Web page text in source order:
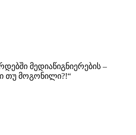
მედიაწიგნიერების –
თუ მოგონილი?!“